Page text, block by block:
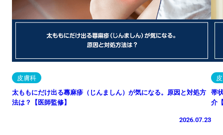
皮膚科
太ももにだけ出る蕁麻疹（じんましん）が気になる。原因と対処方
法は？【医師監修】
2026.07.23
帯
介